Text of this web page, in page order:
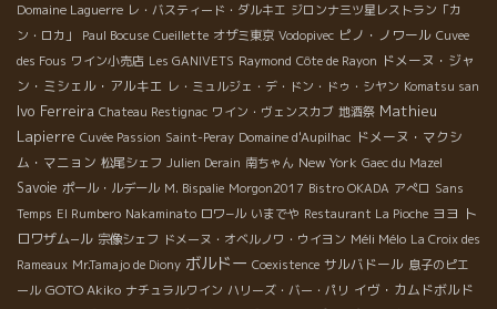
Domaine Laguerre レ・バスティード・ダルキエ ジロンナ三ツ星レストラン「カ
ン・ロカ」
Paul Bocuse Cueillette オザミ東京 Vodopivec ピノ・ノワール Cuvee
des Fous ワイン小売店 Les GANIVETS Raymond Côte de Rayon ドメーヌ・ジャ
ン・ミシェル・アルキエ レ・ミュルジェ・デ・ドン・ドゥ・シヤン Komatsu san
Ivo Ferreira Chateau Restignac ワイン・ヴェンスカブ 地酒祭 Mathieu
Lapierre Cuvée Passion Saint-Peray Domaine d'Aupilhac ドメーヌ・マクシ
ム・マニョン 松尾シェフ Julien Derain 南ちゃん New York Gaec du Mazel
Savoie ポール・ルデール M. Bispalie Morgon2017 Bistro OKADA アぺロ Sans
Temps El Rumbero Nakaminato ロワ−ル いまでや Restaurant La Pioche ヨヨ ト
ロワザム−ル 宗像シェフ ドメーヌ・オベルノワ・ウイヨン Méli Mélo La Croix des
Rameaux Mr.Tamajo de Diony ボルドー Coexistence サルバドール 息子のピエ
ール GOTO Akiko ナチュラルワイン ハリーズ・バー・パリ イヴ・カムドボルド